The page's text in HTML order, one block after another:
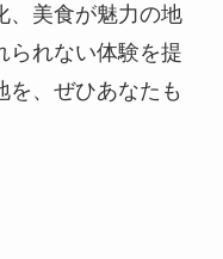
、美食が魅力の地
られない体験を提
を、ぜひあなたも